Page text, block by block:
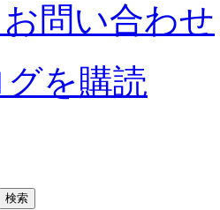
問い合わせ
を購読